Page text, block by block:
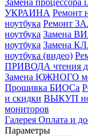
Замена процессора
УКРАИНА Ремонт
ноутбука Ремонт
ноутбука Замена
ноутбука Замена
ноутбука (видео)
ПРИВОДА чтения
Замена ЮЖНОГО
Прошивка БИОСа
и скидки ВЫКУП
мониторов
Галерея Оплата и
Параметры